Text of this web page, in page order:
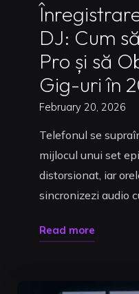
DJ: Cum
Pro și să
Gig-uri în
February 20, 2026
Telefonul se
mijlocul unui set
distorsionat, iar
sincronizezi audio
Read more
Set